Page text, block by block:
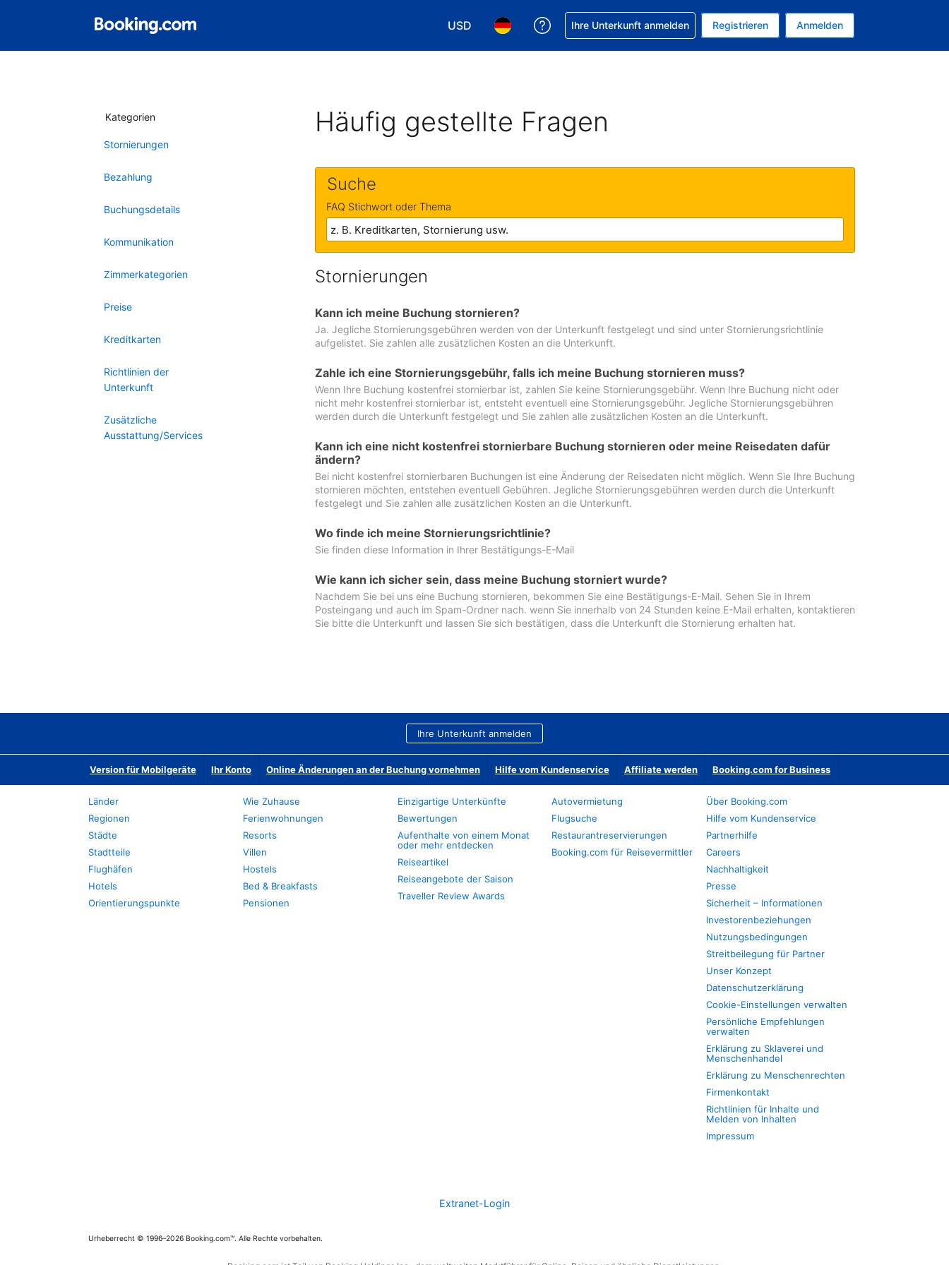
USD
Wählen Sie Ihre Währung. Ihre aktuelle Währung ist US-Dollar
Wählen Sie Ihre Sprache. Ihre aktuelle Sprache ist Deutsch
Hilfe bei Ihrer Buchung erhalten
Ihre Unterkunft anmelden Registrieren Anmelden
Kategorien
Stornierungen
Bezahlung
Buchungsdetails
Kommunikation
Zimmerkategorien
Preise
Kreditkarten
Richtlinien der
Unterkunft
Zusätzliche
Ausstattung/Services
Häufig gestellte Fragen
Suche
FAQ Stichwort oder Thema
Stornierungen
Kann ich meine Buchung stornieren?
Ja. Jegliche Stornierungsgebühren werden von der Unterkunft festgelegt und sind unter Stornierungsrichtlinie
aufgelistet. Sie zahlen alle zusätzlichen Kosten an die Unterkunft.
Zahle ich eine Stornierungsgebühr, falls ich meine Buchung stornieren muss?
Wenn Ihre Buchung kostenfrei stornierbar ist, zahlen Sie keine Stornierungsgebühr. Wenn Ihre Buchung nicht oder
nicht mehr kostenfrei stornierbar ist, entsteht eventuell eine Stornierungsgebühr. Jegliche Stornierungsgebühren
werden durch die Unterkunft festgelegt und Sie zahlen alle zusätzlichen Kosten an die Unterkunft.
Kann ich eine nicht kostenfrei stornierbare Buchung stornieren oder meine Reisedaten dafür
ändern?
Bei nicht kostenfrei stornierbaren Buchungen ist eine Änderung der Reisedaten nicht möglich. Wenn Sie Ihre Buchung
stornieren möchten, entstehen eventuell Gebühren. Jegliche Stornierungsgebühren werden durch die Unterkunft
festgelegt und Sie zahlen alle zusätzlichen Kosten an die Unterkunft.
Wo finde ich meine Stornierungsrichtlinie?
Sie finden diese Information in Ihrer Bestätigungs-E-Mail
Wie kann ich sicher sein, dass meine Buchung storniert wurde?
Nachdem Sie bei uns eine Buchung stornieren, bekommen Sie eine Bestätigungs-E-Mail. Sehen Sie in Ihrem
Posteingang und auch im Spam-Ordner nach. wenn Sie innerhalb von 24 Stunden keine E-Mail erhalten, kontaktieren
Sie bitte die Unterkunft und lassen Sie sich bestätigen, dass die Unterkunft die Stornierung erhalten hat.
Ihre Unterkunft anmelden
Version für Mobilgeräte Ihr Konto Online Änderungen an der Buchung vornehmen Hilfe vom Kundenservice Affiliate werden Booking.com for Business
Länder
Regionen
Städte
Stadtteile
Flughäfen
Hotels
Orientierungspunkte
Wie Zuhause
Ferienwohnungen
Resorts
Villen
Hostels
Bed & Breakfasts
Pensionen
Einzigartige Unterkünfte
Bewertungen
Aufenthalte von einem Monat
oder mehr entdecken
Reiseartikel
Reiseangebote der Saison
Traveller Review Awards
Autovermietung
Flugsuche
Restaurantreservierungen
Booking.com für Reisevermittler
Über Booking.com
Hilfe vom Kundenservice
Partnerhilfe
Careers
Nachhaltigkeit
Presse
Sicherheit – Informationen
Investorenbeziehungen
Nutzungsbedingungen
Streitbeilegung für Partner
Unser Konzept
Datenschutzerklärung
Cookie-Einstellungen verwalten
Persönliche Empfehlungen
verwalten
Erklärung zu Sklaverei und
Menschenhandel
Erklärung zu Menschenrechten
Firmenkontakt
Richtlinien für Inhalte und
Melden von Inhalten
Impressum
Extranet-Login
Urheberrecht © 1996–2026 Booking.com™. Alle Rechte vorbehalten.